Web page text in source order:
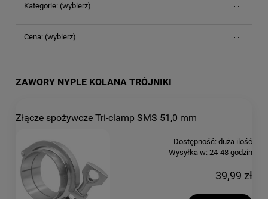
Kategorie: (wybierz)
Cena: (wybierz)
ZAWORY NYPLE KOLANA TRÓJNIKI
Złącze spożywcze Tri-clamp SMS 51,0 mm
Dostępność: duża ilość
Wysyłka w: 24-48 godzin
39,99 zł